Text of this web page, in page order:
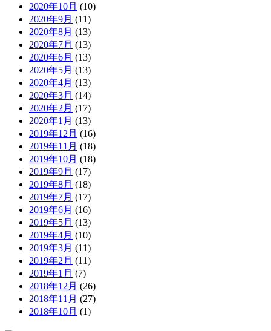
2020年10月 (10)
2020年9月 (11)
2020年8月 (13)
2020年7月 (13)
2020年6月 (13)
2020年5月 (13)
2020年4月 (13)
2020年3月 (14)
2020年2月 (17)
2020年1月 (13)
2019年12月 (16)
2019年11月 (18)
2019年10月 (18)
2019年9月 (17)
2019年8月 (18)
2019年7月 (17)
2019年6月 (16)
2019年5月 (13)
2019年4月 (10)
2019年3月 (11)
2019年2月 (11)
2019年1月 (7)
2018年12月 (26)
2018年11月 (27)
2018年10月 (1)